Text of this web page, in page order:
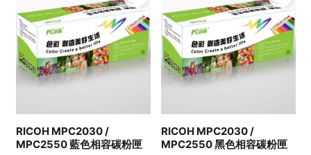
RICOH MPC2030 /
MPC2550 藍色相容碳粉匣
RICOH MPC2030 /
MPC2550 黑色相容碳粉匣